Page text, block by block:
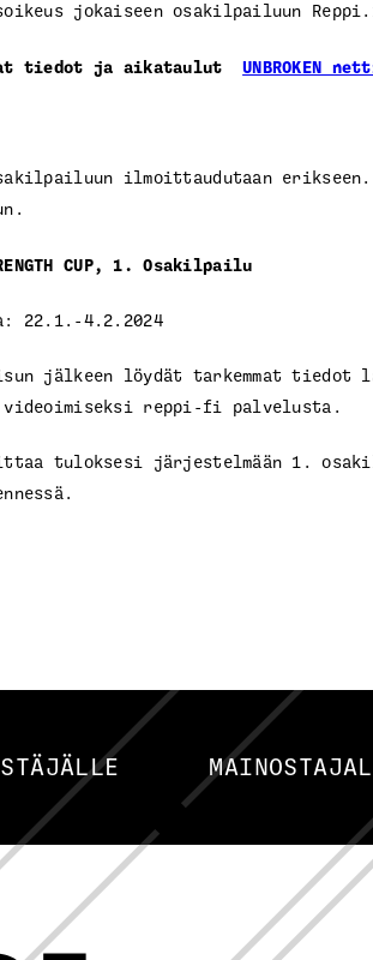
jokaiseen osakilpailuun
tiedot ja aikataulutUNBROKEN
ilmoittaudutaan
CUP, 1. Osakilpailu
22.1.-4.2.2024
jälkeen löydät tarkemmat tiedot
videoimiseksi reppi-fi palvelusta.
tuloksesi järjestelmään 1.